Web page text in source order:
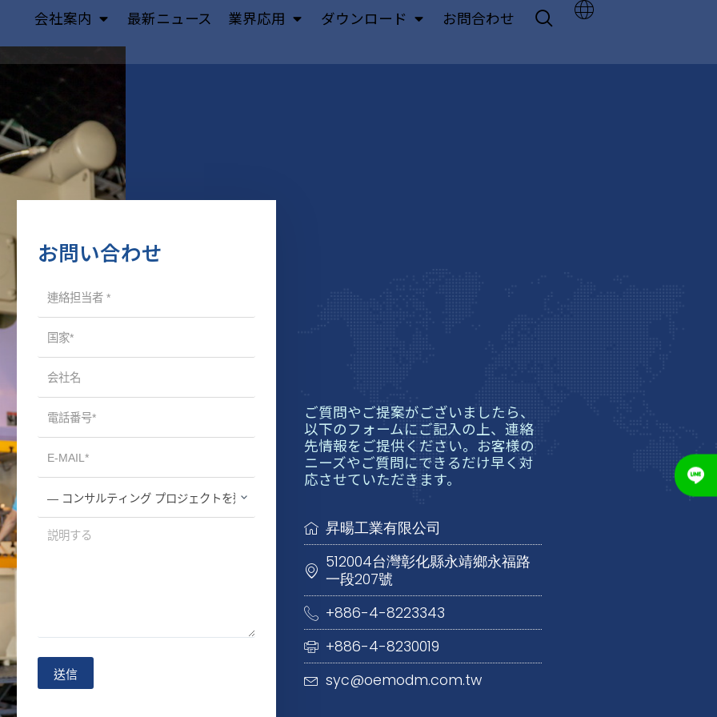
会社案内 最新ニュース 業界応用 ダウンロード お問合わせ
お問い合わせ
ご質問やご提案がございましたら、
以下のフォームにご記入の上、連絡
先情報をご提供ください。お客様の
ニーズやご質問にできるだけ早く対
応させていただきます。
昇暘工業有限公司
512004台灣彰化縣永靖鄉永福路
一段207號
+886-4-8223343
+886-4-8230019
syc@oemodm.com.tw